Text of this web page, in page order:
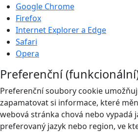
Google Chrome
Firefox
Internet Explorer a Edge
Safari
Opera
Preferenční
Preferenční soubory cookie
zapamatovat si informace, které
webová stránka chová nebo vypadá
preferovaný jazyk nebo region, ve